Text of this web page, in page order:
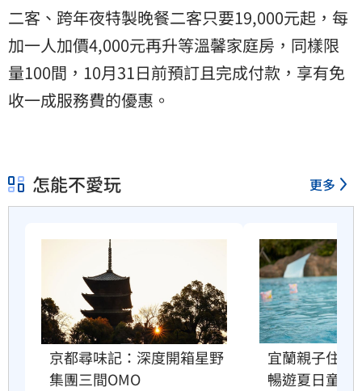
二客、跨年夜特製晚餐二客只要19,000元起，每
加一人加價4,000元再升等溫馨家庭房，同樣限
量100間，10月31日前預訂且完成付款，享有免
收一成服務費的優惠。
怎能不愛玩 更多
京都尋味記：深度開箱星野
集團三間OMO
宜蘭親子住宿
暢遊夏日童玩